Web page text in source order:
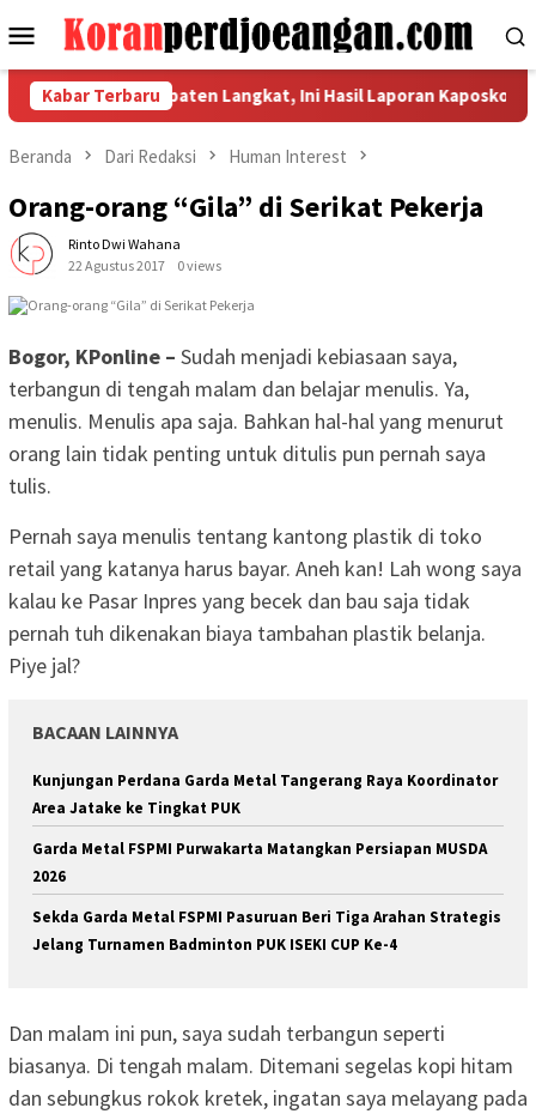
ke
Menu
Mobile
Kabar Terbaru
Kabupaten Langkat, Ini Hasil Laporan Kaposko Nasional
Beranda Dari Redaksi Human Interest
Orang-orang “Gila” di Serikat Pekerja
Rinto Dwi Wahana
22 Agustus 2017
0 views
Bogor, KPonline – Sudah menjadi kebiasaan saya,
terbangun di tengah malam dan belajar menulis. Ya,
menulis. Menulis apa saja. Bahkan hal-hal yang menurut
orang lain tidak penting untuk ditulis pun pernah saya
tulis.
Pernah saya menulis tentang kantong plastik di toko
retail yang katanya harus bayar. Aneh kan! Lah wong saya
kalau ke Pasar Inpres yang becek dan bau saja tidak
pernah tuh dikenakan biaya tambahan plastik belanja.
Piye jal?
BACAAN LAINNYA
Kunjungan Perdana Garda Metal Tangerang Raya Koordinator
Area Jatake ke Tingkat PUK
Garda Metal FSPMI Purwakarta Matangkan Persiapan MUSDA
2026
Sekda Garda Metal FSPMI Pasuruan Beri Tiga Arahan Strategis
Jelang Turnamen Badminton PUK ISEKI CUP Ke-4
Dan malam ini pun, saya sudah terbangun seperti
biasanya. Di tengah malam. Ditemani segelas kopi hitam
dan sebungkus rokok kretek, ingatan saya melayang pada